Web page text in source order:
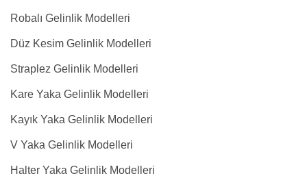
Robalı Gelinlik Modelleri
Düz Kesim Gelinlik Modelleri
Straplez Gelinlik Modelleri
Kare Yaka Gelinlik Modelleri
Kayık Yaka Gelinlik Modelleri
V Yaka Gelinlik Modelleri
Halter Yaka Gelinlik Modelleri